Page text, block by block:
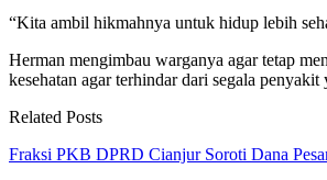
“Kita ambil hikmahnya untuk hidup lebih
Herman mengimbau warganya agar tetap
kesehatan agar terhindar dari segala
Related Posts
Fraksi PKB DPRD Cianjur Soroti Dana